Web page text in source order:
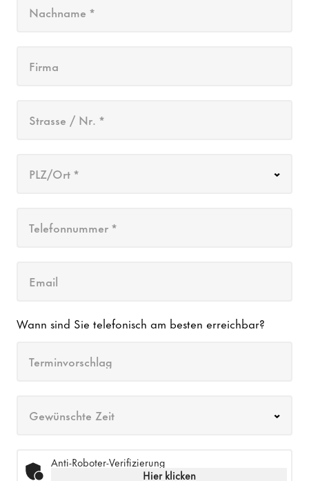
Nachname *
Firma
Strasse / Nr. *
PLZ/Ort *
Telefonnummer *
Email
Wann sind Sie telefonisch am besten erreichbar?
Terminvorschlag
Gewünschte Zeit
Anti-Roboter-Verifizierung
Hier klicken